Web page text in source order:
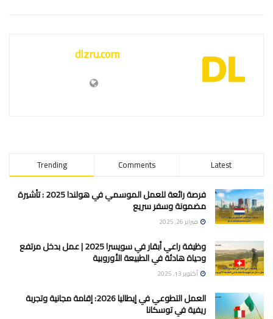
dlzru.com
Trending Comments Latest
فرصة رائعة للعمل الموسمي في هولندا 2025 : تأشيرة
مضمونة وسفر سريع
فبراير 26, 2025
وظيفة راعي أبقار في سويسرا 2025 | عمل بدخل مرتفع
وحياة هادئة في الطبيعة الأوروبية
أكتوبر 13, 2025
العمل التطوعي في إيطاليا 2026: إقامة مجانية وتجربة
ريفية في توسكانا